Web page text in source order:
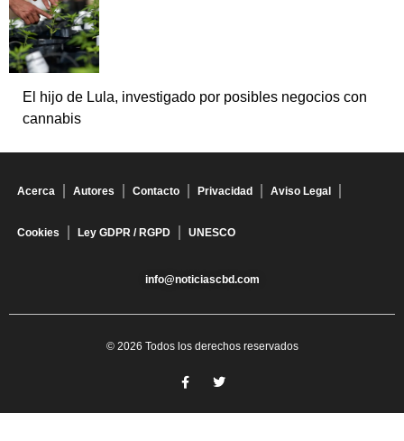
El hijo de Lula, investigado por posibles negocios con
cannabis
Acerca Autores Contacto Privacidad Aviso Legal
Cookies Ley GDPR / RGPD UNESCO
info@noticiascbd.com
© 2026 Todos los derechos reservados